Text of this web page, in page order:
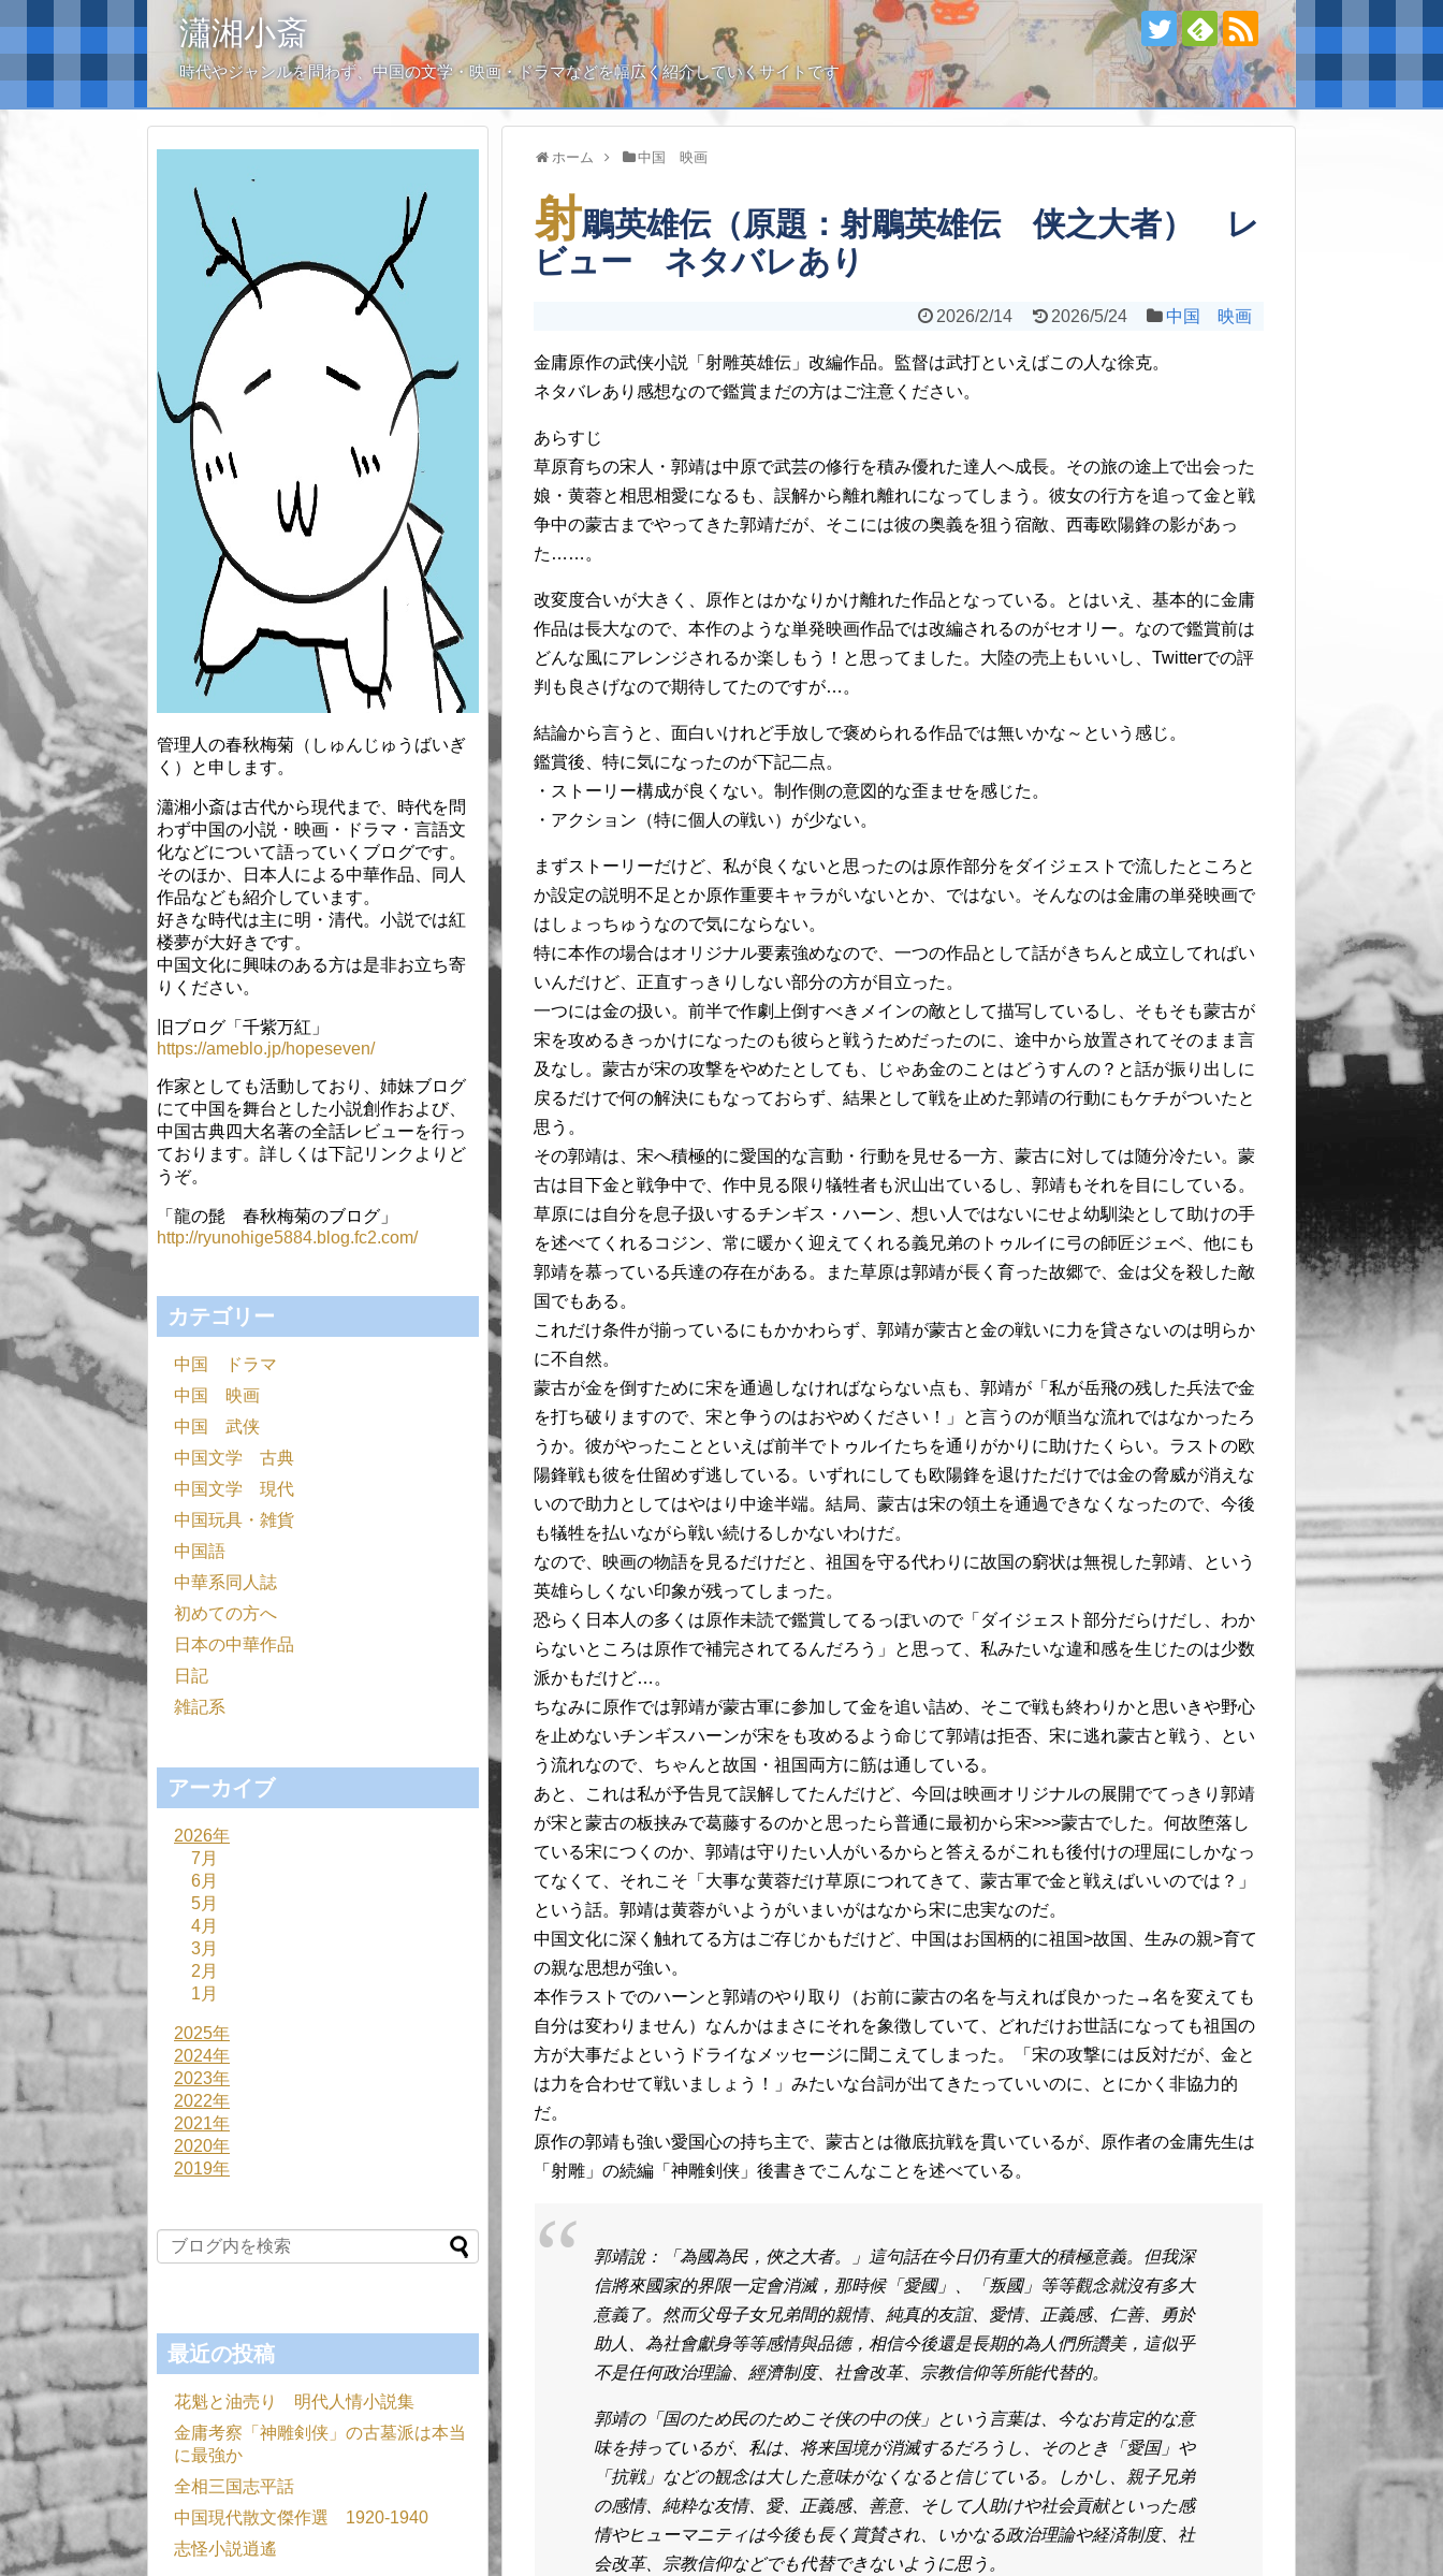
瀟湘小斎
時代やジャンルを問わず、中国の文学・映画・ドラマなどを幅広く紹介していくサイトです
ホーム 中国 映画
射鵰英雄伝（原題：射鵰英雄伝 侠之大者） レ
ビュー ネタバレあり
2026/2/14 2026/5/24 中国 映画
金庸原作の武侠小説「射雕英雄伝」改編作品。監督は武打といえばこの人な徐克。
ネタバレあり感想なので鑑賞まだの方はご注意ください。
あらすじ
草原育ちの宋人・郭靖は中原で武芸の修行を積み優れた達人へ成長。その旅の途上で出会った
娘・黄蓉と相思相愛になるも、誤解から離れ離れになってしまう。彼女の行方を追って金と戦
争中の蒙古までやってきた郭靖だが、そこには彼の奥義を狙う宿敵、西毒欧陽鋒の影があっ
た……。
改変度合いが大きく、原作とはかなりかけ離れた作品となっている。とはいえ、基本的に金庸
作品は長大なので、本作のような単発映画作品では改編されるのがセオリー。なので鑑賞前は
どんな風にアレンジされるか楽しもう！と思ってました。大陸の売上もいいし、Twitterでの評
判も良さげなので期待してたのですが…。
結論から言うと、面白いけれど手放しで褒められる作品では無いかな～という感じ。
鑑賞後、特に気になったのが下記二点。
・ストーリー構成が良くない。制作側の意図的な歪ませを感じた。
・アクション（特に個人の戦い）が少ない。
まずストーリーだけど、私が良くないと思ったのは原作部分をダイジェストで流したところと
か設定の説明不足とか原作重要キャラがいないとか、ではない。そんなのは金庸の単発映画で
はしょっちゅうなので気にならない。
特に本作の場合はオリジナル要素強めなので、一つの作品として話がきちんと成立してればい
いんだけど、正直すっきりしない部分の方が目立った。
一つには金の扱い。前半で作劇上倒すべきメインの敵として描写しているし、そもそも蒙古が
宋を攻めるきっかけになったのも彼らと戦うためだったのに、途中から放置されてそのまま言
及なし。蒙古が宋の攻撃をやめたとしても、じゃあ金のことはどうすんの？と話が振り出しに
戻るだけで何の解決にもなっておらず、結果として戦を止めた郭靖の行動にもケチがついたと
思う。
その郭靖は、宋へ積極的に愛国的な言動・行動を見せる一方、蒙古に対しては随分冷たい。蒙
古は目下金と戦争中で、作中見る限り犠牲者も沢山出ているし、郭靖もそれを目にしている。
草原には自分を息子扱いするチンギス・ハーン、想い人ではないにせよ幼馴染として助けの手
を述べてくれるコジン、常に暖かく迎えてくれる義兄弟のトゥルイに弓の師匠ジェベ、他にも
郭靖を慕っている兵達の存在がある。また草原は郭靖が長く育った故郷で、金は父を殺した敵
国でもある。
これだけ条件が揃っているにもかかわらず、郭靖が蒙古と金の戦いに力を貸さないのは明らか
に不自然。
蒙古が金を倒すために宋を通過しなければならない点も、郭靖が「私が岳飛の残した兵法で金
を打ち破りますので、宋と争うのはおやめください！」と言うのが順当な流れではなかったろ
うか。彼がやったことといえば前半でトゥルイたちを通りがかりに助けたくらい。ラストの欧
陽鋒戦も彼を仕留めず逃している。いずれにしても欧陽鋒を退けただけでは金の脅威が消えな
いので助力としてはやはり中途半端。結局、蒙古は宋の領土を通過できなくなったので、今後
も犠牲を払いながら戦い続けるしかないわけだ。
なので、映画の物語を見るだけだと、祖国を守る代わりに故国の窮状は無視した郭靖、という
英雄らしくない印象が残ってしまった。
恐らく日本人の多くは原作未読で鑑賞してるっぽいので「ダイジェスト部分だらけだし、わか
らないところは原作で補完されてるんだろう」と思って、私みたいな違和感を生じたのは少数
派かもだけど…。
ちなみに原作では郭靖が蒙古軍に参加して金を追い詰め、そこで戦も終わりかと思いきや野心
を止めないチンギスハーンが宋をも攻めるよう命じて郭靖は拒否、宋に逃れ蒙古と戦う、とい
う流れなので、ちゃんと故国・祖国両方に筋は通している。
あと、これは私が予告見て誤解してたんだけど、今回は映画オリジナルの展開でてっきり郭靖
が宋と蒙古の板挟みで葛藤するのかと思ったら普通に最初から宋>>>蒙古でした。何故堕落し
ている宋につくのか、郭靖は守りたい人がいるからと答えるがこれも後付けの理屈にしかなっ
てなくて、それこそ「大事な黄蓉だけ草原につれてきて、蒙古軍で金と戦えばいいのでは？」
という話。郭靖は黄蓉がいようがいまいがはなから宋に忠実なのだ。
中国文化に深く触れてる方はご存じかもだけど、中国はお国柄的に祖国>故国、生みの親>育て
の親な思想が強い。
本作ラストでのハーンと郭靖のやり取り（お前に蒙古の名を与えれば良かった→名を変えても
自分は変わりません）なんかはまさにそれを象徴していて、どれだけお世話になっても祖国の
方が大事だよというドライなメッセージに聞こえてしまった。「宋の攻撃には反対だが、金と
は力を合わせて戦いましょう！」みたいな台詞が出てきたっていいのに、とにかく非協力的
だ。
原作の郭靖も強い愛国心の持ち主で、蒙古とは徹底抗戦を貫いているが、原作者の金庸先生は
「射雕」の続編「神雕剣侠」後書きでこんなことを述べている。
郭靖說：「為國為民，俠之大者。」這句話在今日仍有重大的積極意義。但我深
信將來國家的界限一定會消滅，那時候「愛國」、「叛國」等等觀念就沒有多大
意義了。然而父母子女兄弟間的親情、純真的友誼、愛情、正義感、仁善、勇於
助人、為社會獻身等等感情與品德，相信今後還是長期的為人們所讚美，這似乎
不是任何政治理論、經濟制度、社會改革、宗教信仰等所能代替的。
郭靖の「国のため民のためこそ侠の中の侠」という言葉は、今なお肯定的な意
味を持っているが、私は、将来国境が消滅するだろうし、そのとき「愛国」や
「抗戦」などの観念は大した意味がなくなると信じている。しかし、親子兄弟
の感情、純粋な友情、愛、正義感、善意、そして人助けや社会貢献といった感
情やヒューマニティは今後も長く賞賛され、いかなる政治理論や経済制度、社
会改革、宗教信仰などでも代替できないように思う。
管理人の春秋梅菊（しゅんじゅうばいぎ
く）と申します。
瀟湘小斎は古代から現代まで、時代を問
わず中国の小説・映画・ドラマ・言語文
化などについて語っていくブログです。
そのほか、日本人による中華作品、同人
作品なども紹介しています。
好きな時代は主に明・清代。小説では紅
楼夢が大好きです。
中国文化に興味のある方は是非お立ち寄
りください。
旧ブログ「千紫万紅」
https://ameblo.jp/hopeseven/
作家としても活動しており、姉妹ブログ
にて中国を舞台とした小説創作および、
中国古典四大名著の全話レビューを行っ
ております。詳しくは下記リンクよりど
うぞ。
「龍の髭 春秋梅菊のブログ」
http://ryunohige5884.blog.fc2.com/
カテゴリー
中国 ドラマ
中国 映画
中国 武侠
中国文学 古典
中国文学 現代
中国玩具・雑貨
中国語
中華系同人誌
初めての方へ
日本の中華作品
日記
雑記系
アーカイブ
2026年
7月
6月
5月
4月
3月
2月
1月
2025年
2024年
2023年
2022年
2021年
2020年
2019年
最近の投稿
花魁と油売り 明代人情小説集
金庸考察「神雕剣侠」の古墓派は本当
に最強か
全相三国志平話
中国現代散文傑作選 1920-1940
志怪小説逍遙